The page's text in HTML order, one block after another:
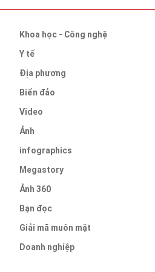
Khoa học - Công nghệ
Y tế
Địa phương
Biển đảo
Video
Ảnh
infographics
Megastory
Ảnh 360
Bạn đọc
Giải mã muôn mặt
Doanh nghiệp